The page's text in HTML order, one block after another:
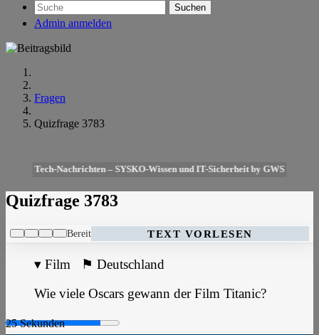
Suchen
Admin anmelden
Fragen
Quizfrage 3783
Tech-Nachrichten – SYSKO-Wissen und IT-Sicherheit by GWS
Quizfrage 3783
Bereit TEXT VORLESEN
▾ Film ⚑ Deutschland
Wie viele Oscars gewann der Film Titanic?